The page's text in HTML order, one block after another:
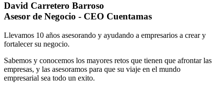
David Carretero Barroso
Asesor de Negocio - CEO Cuentamas
Llevamos 10 años asesorando y ayudando a empresarios a crear y
fortalecer su negocio.
Sabemos y conocemos los mayores retos que tienen que afrontar las
empresas, y las asesoramos para que su viaje en el mundo
empresarial sea todo un exito.